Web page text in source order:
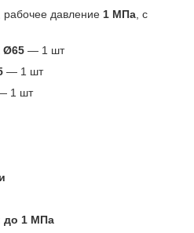
, рабочее давление 1 МПа , с
Ø65 — 1 шт
— 1 шт
1 шт
до 1 МПа